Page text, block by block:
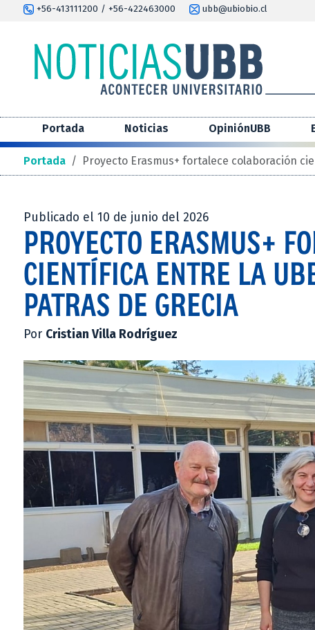
+56-413111200 / +56-422463000 ubb@ubiobio.cl
Portada Noticias OpiniónUBB
Portada / Proyecto Erasmus+ fortalece colaboración
Publicado el 10 de junio del 2026
PROYECTO ERASMUS+
CIENTÍFICA ENTRE LA
PATRAS DE GRECIA
Por Cristian Villa Rodríguez